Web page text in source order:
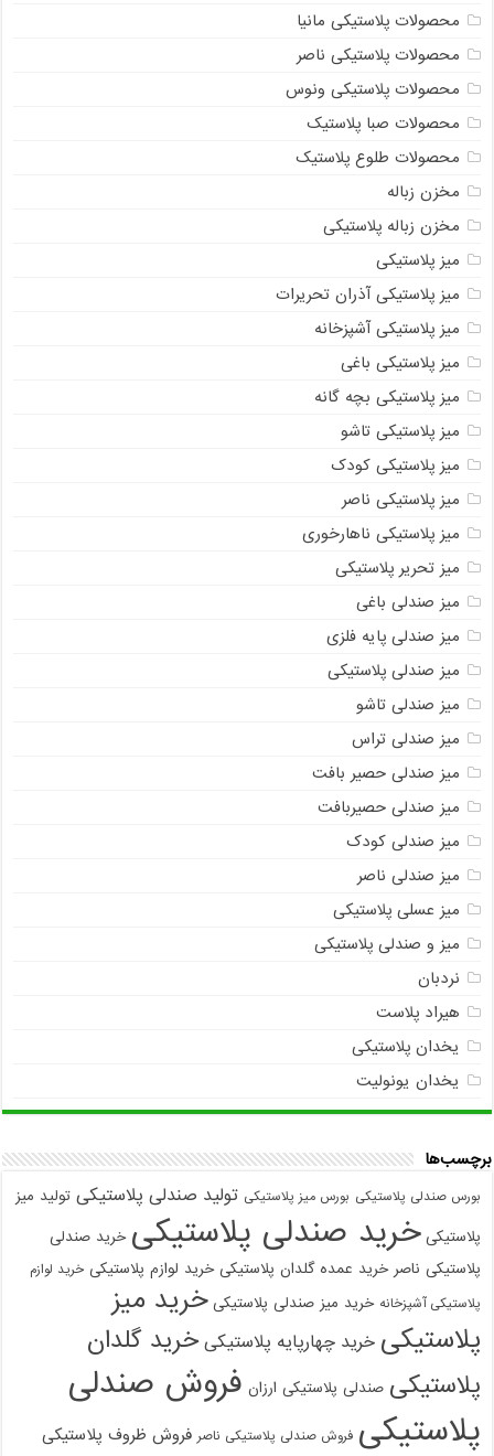
محصولات پلاستیکی مانیا
محصولات پلاستیکی ناصر
محصولات پلاستیکی ونوس
محصولات صبا پلاستیک
محصولات طلوع پلاستیک
مخزن زباله
مخزن زباله پلاستیکی
میز پلاستیکی
میز پلاستیکی آذران تحریرات
میز پلاستیکی آشپزخانه
میز پلاستیکی باغی
میز پلاستیکی بچه گانه
میز پلاستیکی تاشو
میز پلاستیکی کودک
میز پلاستیکی ناصر
میز پلاستیکی ناهارخوری
میز تحریر پلاستیکی
میز صندلی باغی
میز صندلی پایه فلزی
میز صندلی پلاستیکی
میز صندلی تاشو
میز صندلی تراس
میز صندلی حصیر بافت
میز صندلی حصیربافت
میز صندلی کودک
میز صندلی ناصر
میز عسلی پلاستیکی
میز و صندلی پلاستیکی
نردبان
هیراد پلاست
یخدان پلاستیکی
یخدان یونولیت
برچسب‌ها
بورس صندلی پلاستیکی بورس میز پلاستیکی تولید صندلی پلاستیکی تولید میز
پلاستیکی خرید صندلی پلاستیکی خرید صندلی
پلاستیکی ناصر خرید عمده گلدان پلاستیکی خرید لوازم پلاستیکی خرید لوازم
پلاستیکی آشپزخانه خرید میز صندلی پلاستیکی خرید میز
پلاستیکی خرید چهارپایه پلاستیکی خرید گلدان
پلاستیکی صندلی پلاستیکی ارزان فروش صندلی
پلاستیکی فروش صندلی پلاستیکی ناصر فروش ظروف پلاستیکی